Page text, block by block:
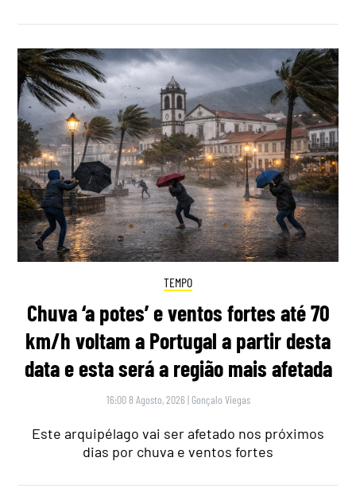
TEMPO
Chuva ‘a potes’ e ventos fortes até 70
km/h voltam a Portugal a partir desta
data e esta será a região mais afetada
16:00 8 Agosto, 2026 | Gonçalo Viegas
Este arquipélago vai ser afetado nos próximos
dias por chuva e ventos fortes